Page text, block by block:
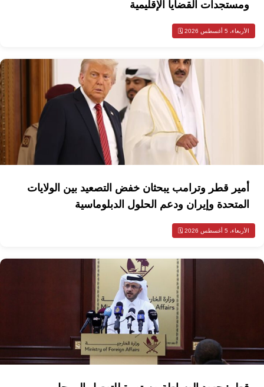
ومستجدات القضايا الإقليمية
الأربعاء، 5 أغسطس 2026 🗓️
أمير قطر وترامب يبحثان خفض التصعيد بين الولايات
المتحدة وإيران ودعم الحلول الدبلوماسية
الأربعاء، 5 أغسطس 2026 🗓️